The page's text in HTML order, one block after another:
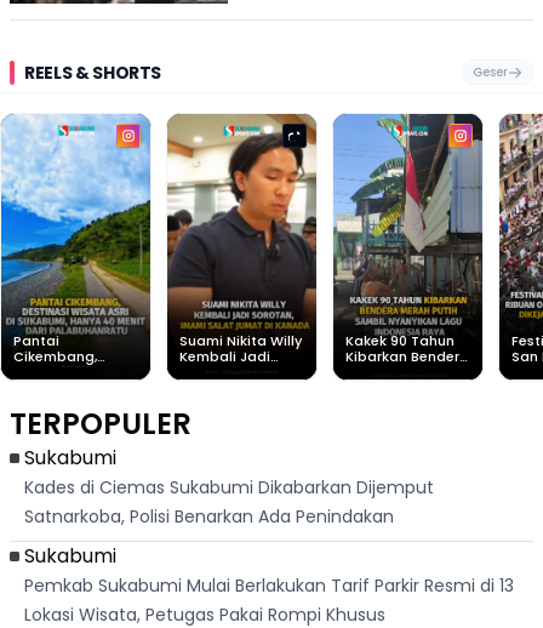
REELS & SHORTS Geser
Pantai
Cikembang,
Dari
Palabuhanratu
Suami Nikita Willy
Kembali Jadi
Kakek 90 Tahun
Kibarkan Bendera
San
TERPOPULER
Sukabumi
Kades di Ciemas Sukabumi Dikabarkan Dijemput
Satnarkoba, Polisi Benarkan Ada Penindakan
Sukabumi
Pemkab Sukabumi Mulai Berlakukan Tarif Parkir Resmi di 13
Lokasi Wisata, Petugas Pakai Rompi Khusus